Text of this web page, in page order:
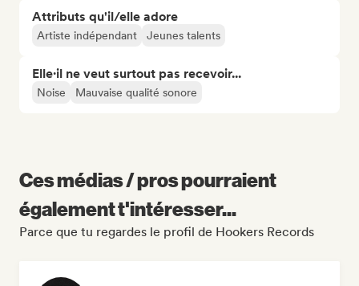
Attributs qu'il/elle adore
Artiste indépendant Jeunes talents
Elle·il ne veut surtout pas recevoir...
Noise Mauvaise qualité sonore
Ces médias / pros pourraient
également t'intéresser...
Parce que tu regardes le profil de Hookers Records